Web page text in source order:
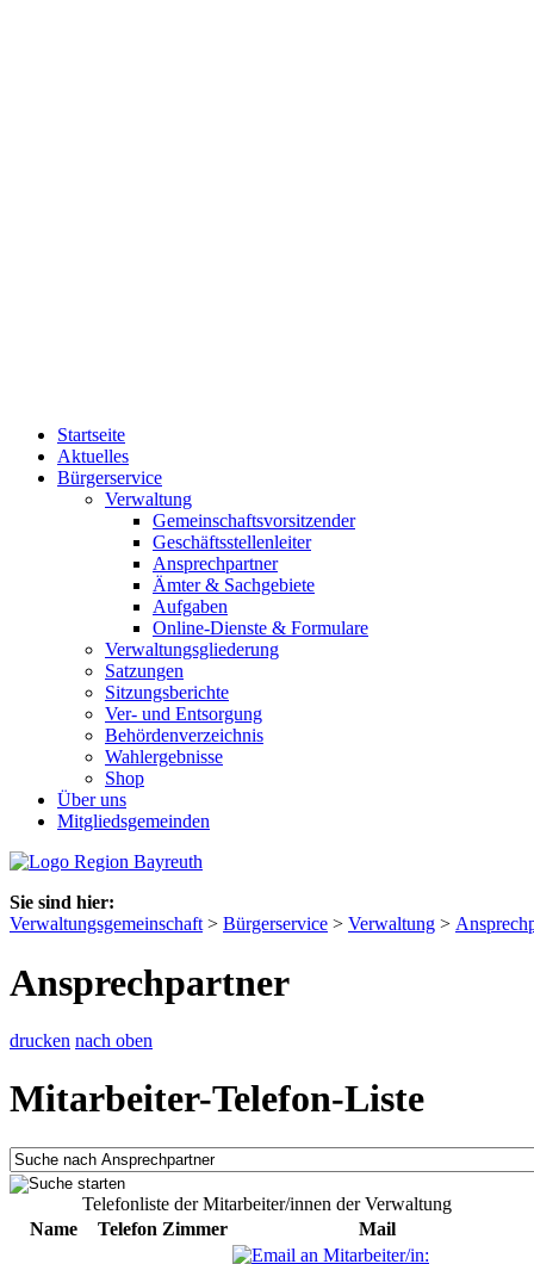
Startseite
Aktuelles
Bürgerservice
Verwaltung
Gemeinschaftsvorsitzender
Geschäftsstellenleiter
Ansprechpartner
Ämter & Sachgebiete
Aufgaben
Online-Dienste & Formulare
Verwaltungsgliederung
Satzungen
Sitzungsberichte
Ver- und Entsorgung
Behördenverzeichnis
Wahlergebnisse
Shop
Über uns
Mitgliedsgemeinden
Sie sind hier:
Verwaltungsgemeinschaft > Bürgerservice > Verwaltung >
Ansprechpartner
drucken nach oben
Mitarbeiter-Telefon-Liste
Telefonliste der Mitarbeiter/innen der Verwaltung
Name
Telefon Zimmer Mail